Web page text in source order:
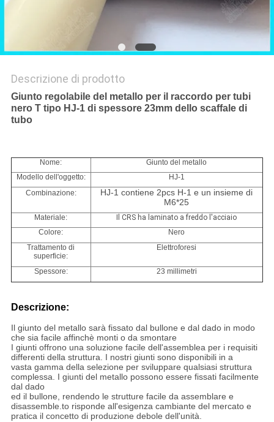
Descrizione di prodotto
Giunto regolabile del metallo per il raccordo per tubi
nero T tipo HJ-1 di spessore 23mm dello scaffale di
tubo
Nome:
Giunto del metallo
Modello dell'oggetto:
HJ-1
Combinazione:
HJ-1 contiene 2pcs H-1 e un insieme di
M6*25
Materiale:
Il CRS ha laminato a freddo l'acciaio
Colore:
Nero
Trattamento di
superficie:
Elettroforesi
Spessore: 23 millimetri
Descrizione:
Il giunto del metallo sarà fissato dal bullone e dal dado in modo
che sia facile affinchè monti o da smontare
I giunti offrono una soluzione facile dell'assemblea per i requisiti
differenti della struttura. I nostri giunti sono disponibili in a
vasta gamma della selezione per sviluppare qualsiasi struttura
complessa. I giunti del metallo possono essere fissati facilmente
dal dado
ed il bullone, rendendo le strutture facile da assemblare e
disassemble.to risponde all'esigenza cambiante del mercato e
pratica il concetto di produzione debole dell'unità.